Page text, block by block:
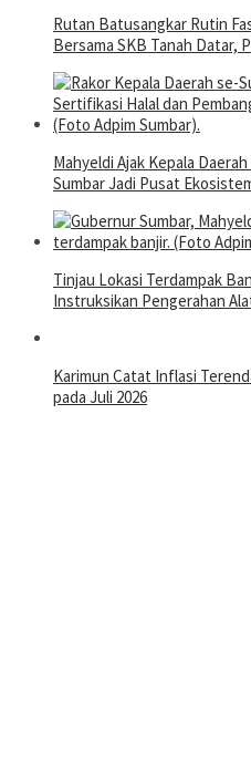
Rutan Batusangkar Rutin
Bersama SKB Tanah Datar,
Mahyeldi Ajak Kepala
Sumbar Jadi Pusat
Tinjau Lokasi Terdampak
Instruksikan Pengerahan
Karimun Catat Inflasi
pada Juli 2026